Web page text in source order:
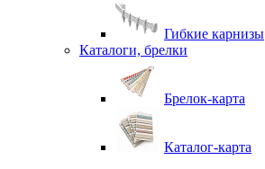
Гибкие карнизы
Каталоги, брелки
Брелок-карта
Каталог-карта